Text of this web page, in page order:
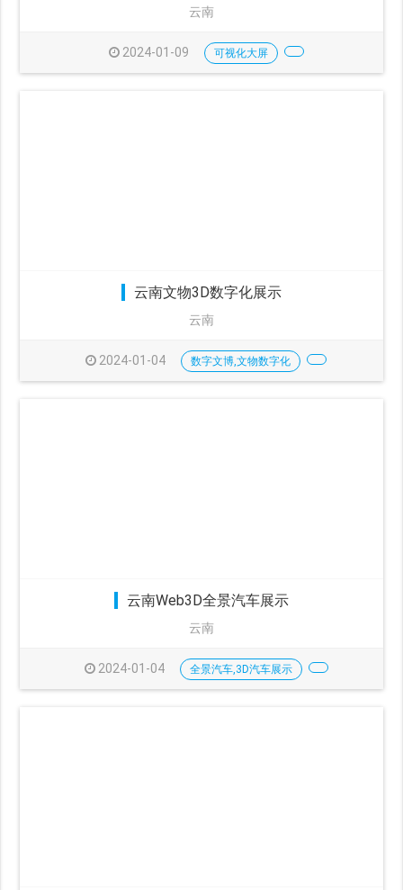
云南
2024-01-09 可视化大屏
云南文物3D数字化展示
云南
2024-01-04 数字文博,文物数字化
云南Web3D全景汽车展示
云南
2024-01-04 全景汽车,3D汽车展示